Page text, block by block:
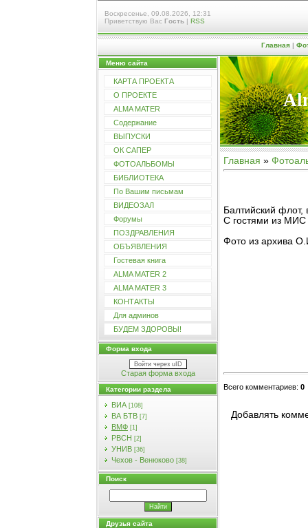
Воскресенье, 09.08.2026, 12:31
Приветствую Вас Гость | RSS
Главная|
Меню сайта
КАРТА ПРОЕКТА
О ПРОЕКТЕ
ALMA MATER
Содержание
ВЫПУСКИ
ОК САПЕР
ФОТОАЛЬБОМЫ
БИБЛИОТЕКА
По Вашим письмам
ВИДЕОЗАЛ
Форумы
ПОЗДРАВЛЕНИЯ
ОБЪЯВЛЕНИЯ
Гостевая книга
ALMA MATER 2
ALMA MATER 3
КОНТАКТЫ
Для админов
БУДЕМ ЗДОРОВЫ!
Форма входа
Войти через uID
Старая форма входа
Категории раздела
ВИА [108]
ВА БТВ [7]
ВМФ [1]
РВСН [2]
УНИВ [36]
Чехов - Венюково [38]
Поиск
Друзья сайта
Главная »
Балтийский флот,
С гостями из МИС
Фото из архива
Всего комментариев: 0
Добавлять